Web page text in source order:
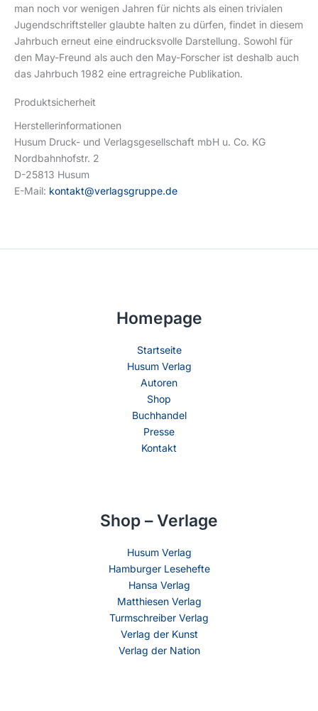
man noch vor wenigen Jahren für nichts als einen trivialen
Jugendschriftsteller glaubte halten zu dürfen, findet in diesem
Jahrbuch erneut eine eindrucksvolle Darstellung. Sowohl für
den May-Freund als auch den May-Forscher ist deshalb auch
das Jahrbuch 1982 eine ertragreiche Publikation.
Produktsicherheit
Herstellerinformationen
Husum Druck- und Verlagsgesellschaft mbH u. Co. KG
Nordbahnhofstr. 2
D-25813 Husum
E-Mail: kontakt@verlagsgruppe.de
Homepage
Startseite
Husum Verlag
Autoren
Shop
Buchhandel
Presse
Kontakt
Shop – Verlage
Husum Verlag
Hamburger Lesehefte
Hansa Verlag
Matthiesen Verlag
Turmschreiber Verlag
Verlag der Kunst
Verlag der Nation